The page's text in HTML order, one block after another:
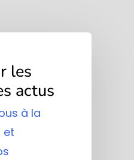
les
actus
à la
et